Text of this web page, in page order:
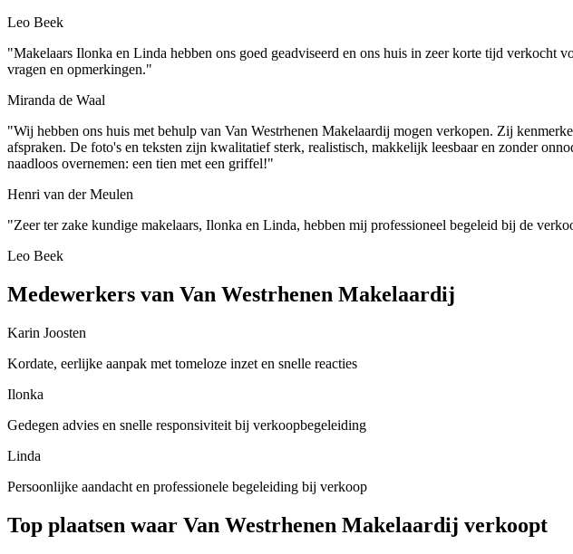
Leo Beek
"Makelaars Ilonka en Linda hebben ons goed geadviseerd en ons huis in zeer korte tijd verkocht
vragen en opmerkingen."
Miranda de Waal
"Wij hebben ons huis met behulp van Van Westrhenen Makelaardij mogen verkopen. Zij
afspraken. De foto's en teksten zijn kwalitatief sterk, realistisch, makkelijk leesbaar en zonder
naadloos overnemen: een tien met een griffel!"
Henri van der Meulen
"Zeer ter zake kundige makelaars, Ilonka en Linda, hebben mij professioneel begeleid bij de
Leo Beek
Medewerkers van Van Westrhenen Makelaardij
Karin Joosten
Kordate, eerlijke aanpak met tomeloze inzet en snelle reacties
Ilonka
Gedegen advies en snelle responsiviteit bij verkoopbegeleiding
Linda
Persoonlijke aandacht en professionele begeleiding bij verkoop
Top plaatsen waar Van Westrhenen Makelaardij verkoopt